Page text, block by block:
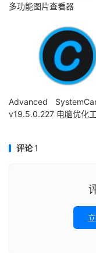
多功能图片查看器
Advanced
v19.5.0.227 电脑优化
评论1